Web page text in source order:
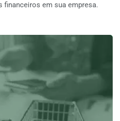
financeiros em sua empresa.